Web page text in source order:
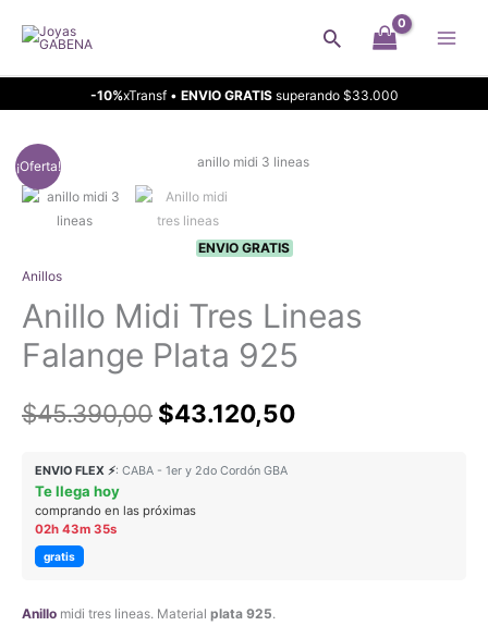
Buscar
-10%xTransf • ENVIO GRATISsuperando $33.000
¡Oferta!
ENVIO GRATIS
Anillos
Anillo Midi Tres Lineas
Falange Plata 925
$45.390,00 El
original
$43.120,50El
ENVIO FLEX ⚡: CABA - 1er y 2do Cordón GBA
Te llega hoy
comprando en las próximas
02h 43m 35s
gratis
Anillo midi tres lineas. Material plata 925.